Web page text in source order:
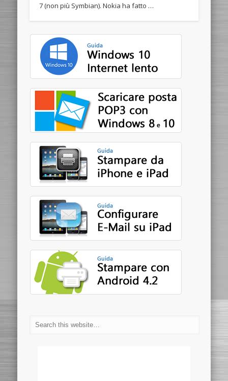
7 (non più Symbian). Nokia ha fatto …